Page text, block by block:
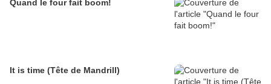
Quand le four fait boom!
It is time (Tête de Mandrill)